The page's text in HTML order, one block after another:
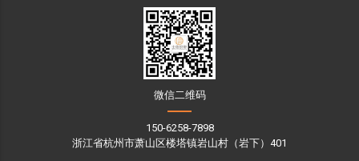
微信二维码
150-6258-7898
浙江省杭州市萧山区楼塔镇岩山村（岩下）401